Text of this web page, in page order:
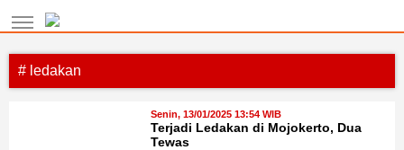
# ledakan
Senin, 13/01/2025 13:54 WIB
Terjadi Ledakan di Mojokerto, Dua
Tewas